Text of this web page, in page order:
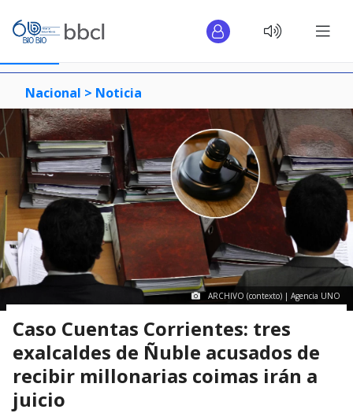
Nacional > Noticia
ARCHIVO (contexto) | Agencia UNO
Caso Cuentas Corrientes: tres
exalcaldes de Ñuble acusados de
recibir millonarias coimas irán a
juicio